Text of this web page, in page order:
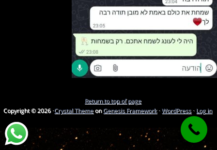
Return to top of page
Copyright © 2026 ·Crystal ThemeonGenesis Framework·WordPress· Log in